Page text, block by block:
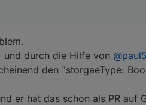
und durch die Hilfe von @
den "storgaeType:
er hat das schon als PR auf